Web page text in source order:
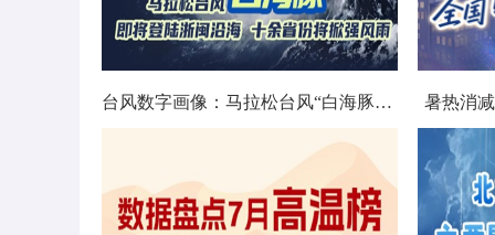
台风数字画像：马拉松台风“白海豚”将影响十余省份 暑热消